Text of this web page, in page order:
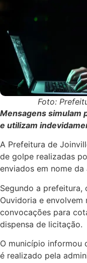
Foto:
Mensagens simulam
e utilizam
A Prefeitura de
de golpe realizadas
enviados em nome
Segundo a prefeitura,
Ouvidoria e envolvem
convocações para
dispensa de licitação.
O município informou
é realizado pela